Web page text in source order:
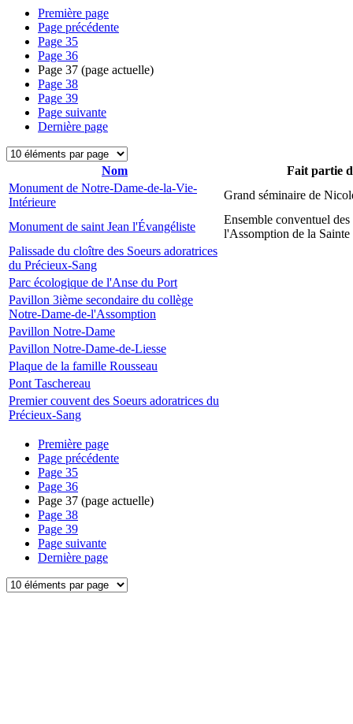
Première page
Page précédente
Page 35
Page 36
Page 37 (page actuelle)
Page 38
Page 39
Page suivante
Dernière page
Nom
Fait partie
Monument de Notre-Dame-de-la-Vie-
Intérieure
Grand séminaire de
Monument de saint Jean l'Évangéliste
Ensemble conventuel des
l'Assomption de la
Palissade du cloître des Soeurs adoratrices
du Précieux-Sang
Parc écologique de l'Anse du Port
Pavillon 3ième secondaire du collège
Notre-Dame-de-l'Assomption
Pavillon Notre-Dame
Pavillon Notre-Dame-de-Liesse
Plaque de la famille Rousseau
Pont Taschereau
Premier couvent des Soeurs adoratrices du
Précieux-Sang
Première page
Page précédente
Page 35
Page 36
Page 37 (page actuelle)
Page 38
Page 39
Page suivante
Dernière page